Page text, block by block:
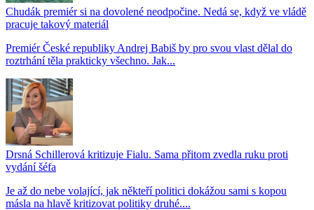
Chudák premiér si na dovolené neodpočine. Nedá se, když ve vládě
pracuje takový materiál
Premiér České republiky Andrej Babiš by pro svou vlast dělal do
roztrhání těla prakticky všechno. Jak...
Drsná Schillerová kritizuje Fialu. Sama přitom zvedla ruku proti
vydání šéfa
Je až do nebe volající, jak někteří politici dokážou sami s kopou
másla na hlavě kritizovat politiky druhé....